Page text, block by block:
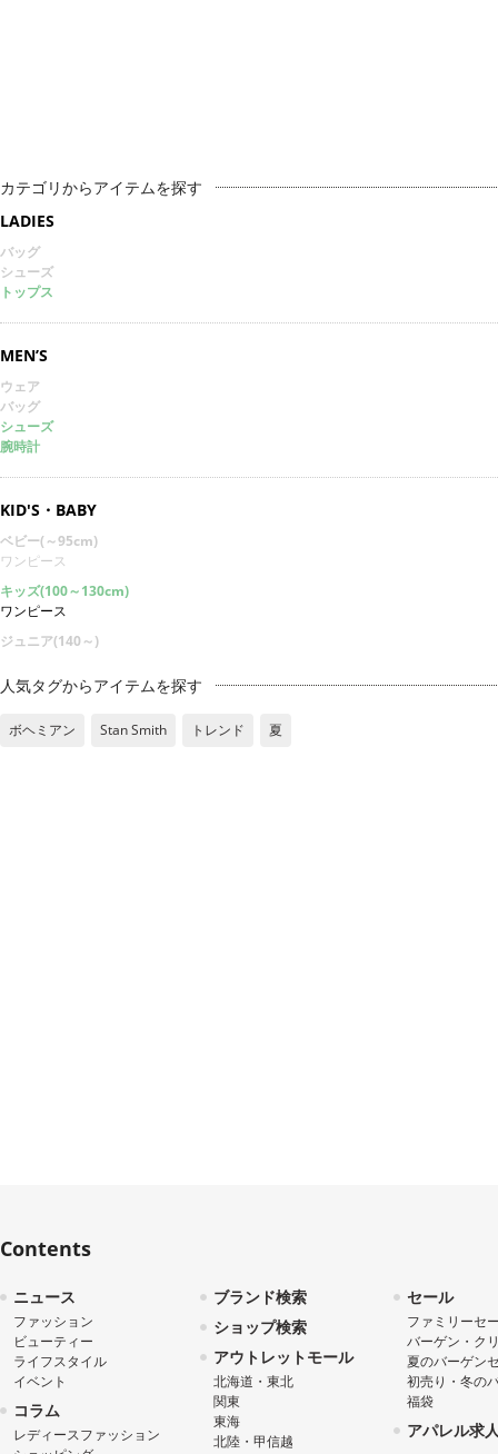
カテゴリからアイテムを探す
LADIES
バッグ
シューズ
トップス
MEN’S
ウェア
バッグ
シューズ
腕時計
KID'S・BABY
ベビー(～95cm)
ワンピース
キッズ(100～130cm)
ワンピース
ジュニア(140～)
人気タグからアイテムを探す
ボヘミアン Stan Smith トレンド 夏
Contents
ニュース
ファッション
ビューティー
ライフスタイル
イベント
コラム
レディースファッション
ブランド検索
ショップ検索
アウトレットモール
北海道・東北
関東
東海
北陸・甲信越
セール
ファミリーセ
バーゲン・ク
夏のバーゲン
初売り・冬の
福袋
アパレル求